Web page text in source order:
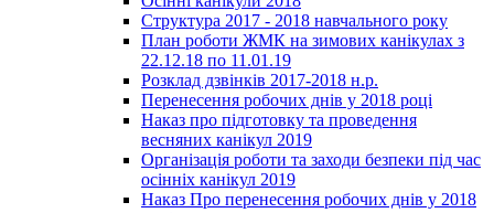
Структура 2017 - 2018 навчального року
План роботи ЖМК на зимових канікулах з
22.12.18 по 11.01.19
Розклад дзвінків 2017-2018 н.р.
Перенесення робочих днів у 2018 році
Наказ про підготовку та проведення
весняних канікул 2019
Організація роботи та заходи безпеки під час
осінніх канікул 2019
Наказ Про перенесення робочих днів у 2018